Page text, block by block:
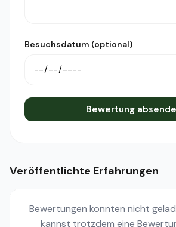
Besuchsdatum (optional)
Bewertung
Veröffentlichte Erfahrungen
Bewertungen konnten nicht
kannst trotzdem eine